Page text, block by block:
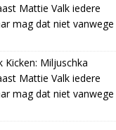
Mattie Valk iedere
mag dat niet vanwege
Kicken: Miljuschka
Mattie Valk iedere
mag dat niet vanwege